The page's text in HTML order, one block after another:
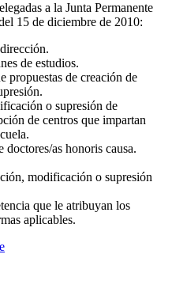
a la Junta Permanente
15 de diciembre de 2010:
de estudios.
propuestas de creación de
o supresión de
de centros que impartan
as honoris causa.
modificación o supresión
que le atribuyan los
aplicables.